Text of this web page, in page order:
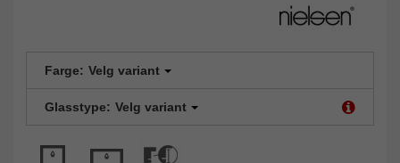
Farge: Velg variant
Glasstype: Velg variant